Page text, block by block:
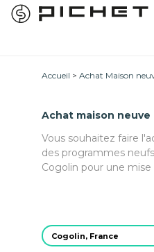
Accueil Achat Maison
Achat maison neuve
Vous souhaitez faire
des programmes
Cogolin pour une